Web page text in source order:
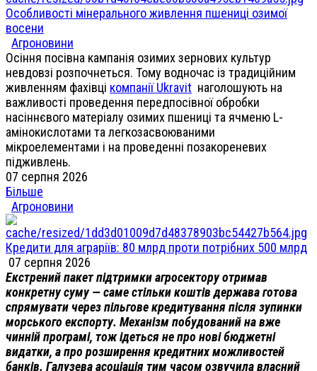
Особливості мінерального живлення пшениці озимої
восени
Агроновини
Осіння посівна кампанія озимих зернових культур
невдовзі розпочнеться. Тому водночас із традиційним
живленням фахівці компанії Ukravit наголошують на
важливості проведення передпосівної обробки
насіннєвого матеріалу озимих пшениці та ячменю L-
амінокислотами та легкозасвоюваними
мікроелементами і на проведенні позакореневих
підживлень.
07 серпня 2026
Більше
Агроновини
Кредити для аграріїв: 80 млрд проти потрібних 500 млрд
07 серпня 2026
Екстрений пакет підтримки агросектору отримав
конкретну суму — саме стільки коштів держава готова
спрямувати через пільгове кредитування після зупинки
морського експорту. Механізм побудований на вже
чинній програмі, тож ідеться не про нові бюджетні
видатки, а про розширення кредитних можливостей
банків. Галузева асоціація тим часом озвучила власний